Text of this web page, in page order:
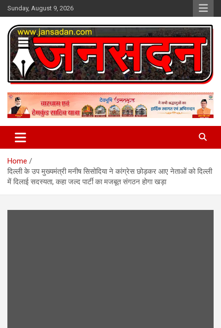
Skip
to
content
Sunday, August 9, 2026
Jan Sadan
Home
दिल्ली के उप मुख्यमंत्री मनीष सिसोदिया ने कांग्रेस छोड़कर आए नेताओं को दिल्ली
में दिलाई सदस्यता, कहा जल्द पार्टी का मजबूत संगठन होगा खड़ा